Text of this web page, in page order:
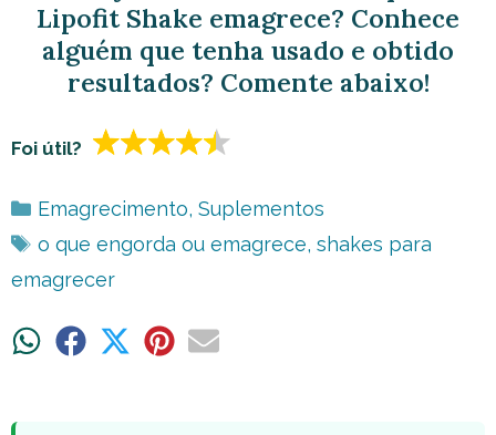
Lipofit Shake emagrece? Conhece
alguém que tenha usado e obtido
resultados? Comente abaixo!
Foi útil?
Categorias
Emagrecimento, Suplementos
Tags
o que engorda ou emagrece, shakes para
emagrecer
ShareShare ShareShareShare